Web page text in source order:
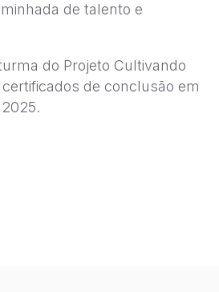
de talento e
do Projeto Cultivando
de conclusão em